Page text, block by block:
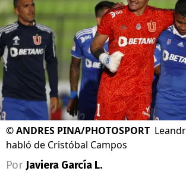
©ANDRES PINA/PHOTOSPORT
habló de Cristóbal Campos
Por Javiera García L.